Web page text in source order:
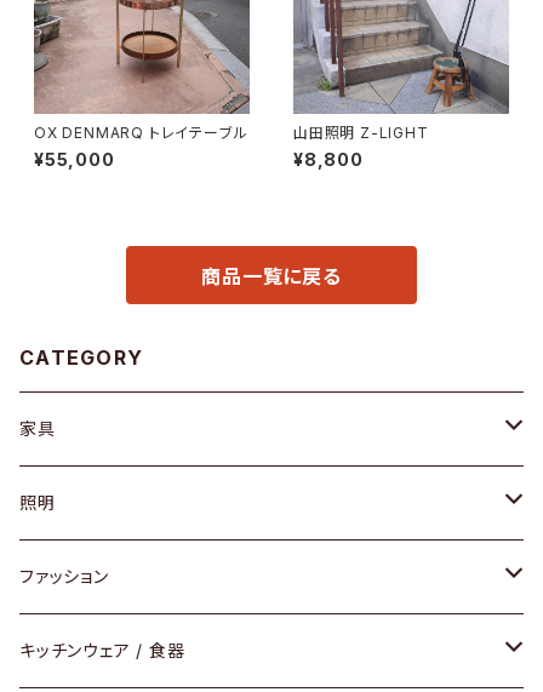
OX DENMARQ トレイテーブル
¥55,000
山田照明 Z-LIGHT
¥8,800
商品一覧に戻る
CATEGORY
家具
ソファ / ベンチ
チェア / スツール
ダイニングセット / ダイニングテーブル
照明
ペンダントライト
テーブルランプ / デスクスタンド
ファッション
アクセサリー
キッチンウェア / 食器